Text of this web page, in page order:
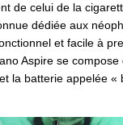
de celui de la
dédiée aux
et facile à
Aspire se compose
la batterie appelée «